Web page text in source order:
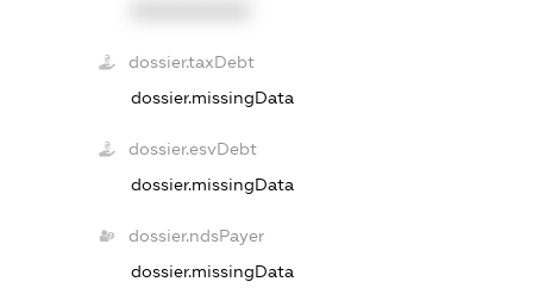
dossier.taxDebt
dossier.missingData
dossier.esvDebt
dossier.missingData
dossier.ndsPayer
dossier.missingData